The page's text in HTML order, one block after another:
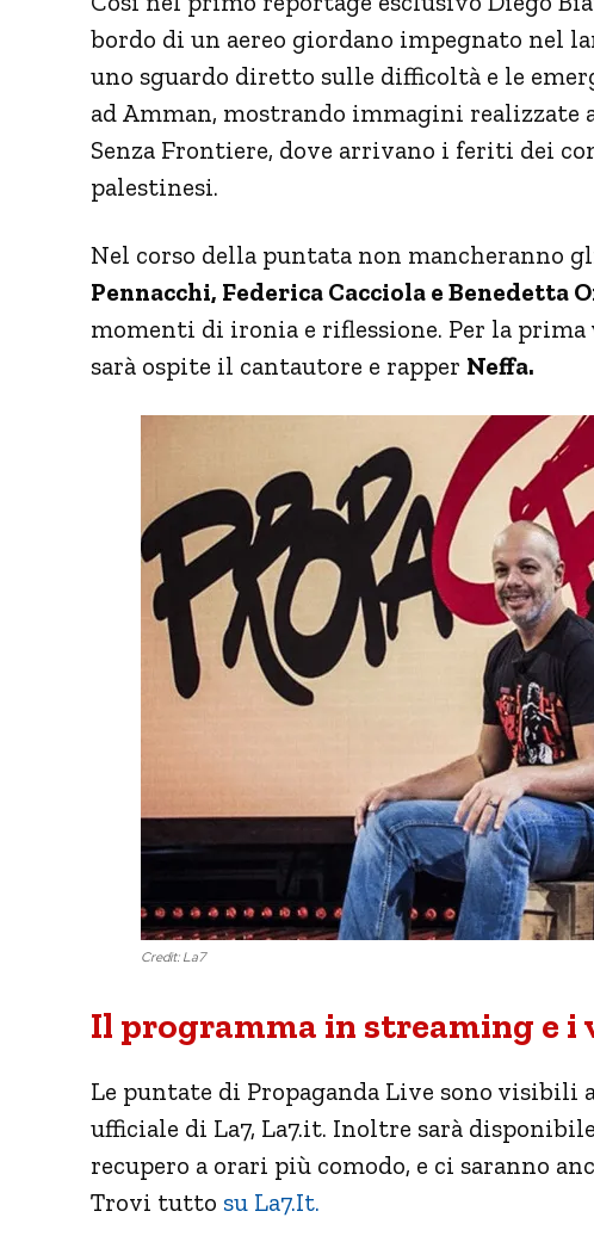
bordo di un aereo giordano impegnato nel
uno sguardo diretto sulle difficoltà e le
ad Amman, mostrando immagini realizzate
Senza Frontiere, dove arrivano i feriti dei
palestinesi.
Nel corso della puntata non mancheranno
Pennacchi, Federica Cacciola e Benedetta
momenti di ironia e riflessione. Per la
sarà ospite il cantautore e rapper Neffa.
Credit: La7
Il programma in streaming e i
Le puntate di Propaganda Live sono
ufficiale di La7, La7.it. Inoltre sarà
recupero a orari più comodo, e ci saranno
Trovi tutto su La7.It.